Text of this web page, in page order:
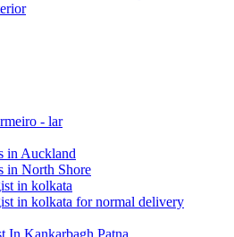
- lar
in Auckland
in North Shore
in kolkata
in kolkata for normal delivery
In Kankarbagh Patna